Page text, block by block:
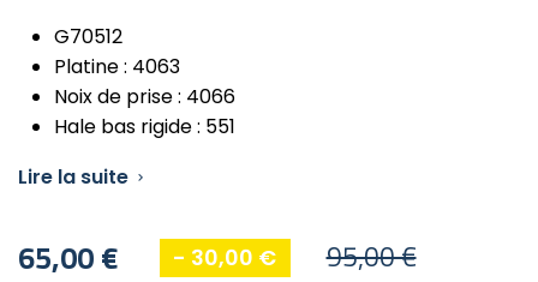
G70512
Platine : 4063
Noix de prise : 4066
Hale bas rigide : 551
Lire la suite

65,00 € - 30,00 € 95,00 €